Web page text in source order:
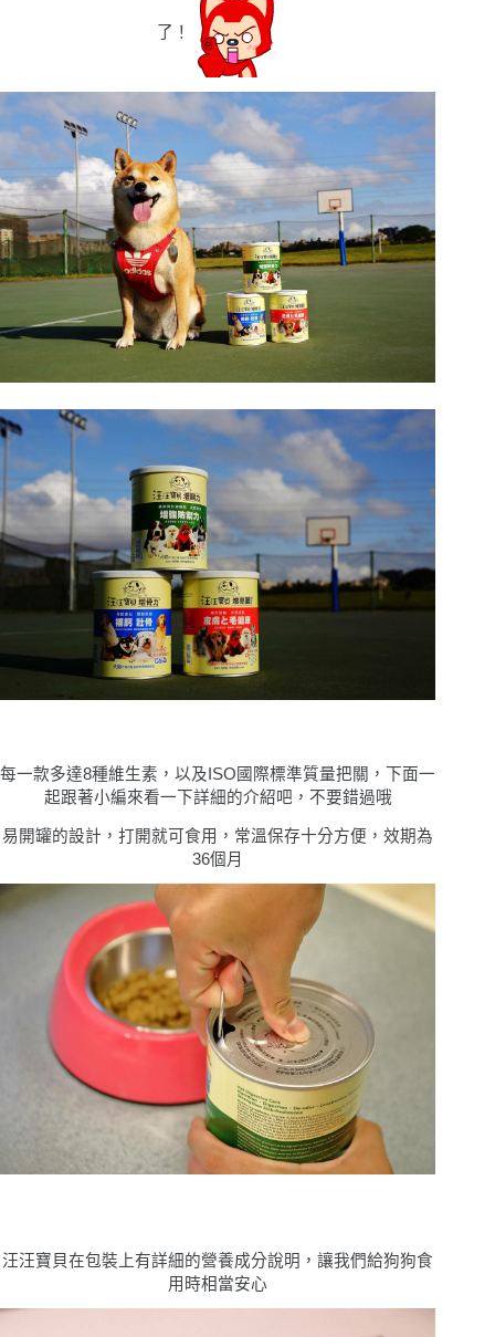
了！
每一款多達8種維生素，以及ISO國際標準質量把關，下面一
起跟著小編來看一下詳細的介紹吧，不要錯過哦
易開罐的設計，打開就可食用，常溫保存十分方便，效期為
36個月
汪汪寶⾙在包裝上有詳細的營養成分說明，讓我們給狗狗食
用時相當安心